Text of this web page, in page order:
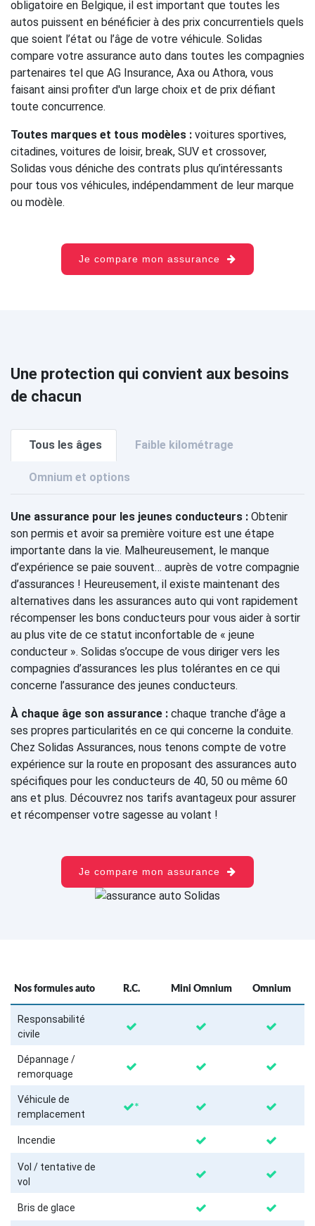
obligatoire en Belgique, il est important que toutes les
autos puissent en bénéficier à des prix concurrentiels quels
que soient l’état ou l’âge de votre véhicule. Solidas
compare votre assurance auto dans toutes les compagnies
partenaires tel que AG Insurance, Axa ou Athora, vous
faisant ainsi profiter d'un large choix et de prix défiant
toute concurrence.
Toutes marques et tous modèles : voitures sportives,
citadines, voitures de loisir, break, SUV et crossover,
Solidas vous déniche des contrats plus qu’intéressants
pour tous vos véhicules, indépendamment de leur marque
ou modèle.
Je compare mon assurance
Une protection qui convient aux besoins
de chacun
Tous les âges Faible kilométrage
Omnium et options
Une assurance pour les jeunes conducteurs : Obtenir
son permis et avoir sa première voiture est une étape
importante dans la vie. Malheureusement, le manque
d’expérience se paie souvent… auprès de votre compagnie
d’assurances ! Heureusement, il existe maintenant des
alternatives dans les assurances auto qui vont rapidement
récompenser les bons conducteurs pour vous aider à sortir
au plus vite de ce statut inconfortable de « jeune
conducteur ». Solidas s’occupe de vous diriger vers les
compagnies d’assurances les plus tolérantes en ce qui
concerne l’assurance des jeunes conducteurs.
À chaque âge son assurance : chaque tranche d’âge a
ses propres particularités en ce qui concerne la conduite.
Chez Solidas Assurances, nous tenons compte de votre
expérience sur la route en proposant des assurances auto
spécifiques pour les conducteurs de 40, 50 ou même 60
ans et plus. Découvrez nos tarifs avantageux pour assurer
et récompenser votre sagesse au volant !
Je compare mon assurance
Nos formules auto R.C. Mini Omnium Omnium
Responsabilité
civile
Dépannage /
remorquage
Véhicule de
remplacement
*
Incendie
Vol / tentative de
vol
Bris de glace